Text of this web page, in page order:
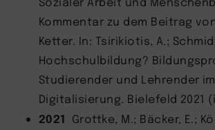
Kommentar zu dem Beitrag
Ketter. In: Tsirikiotis, A.;
Hochschulbildung?
Studierender und Lehrender
Digitalisierung. Bielefeld 2021
2021 Grottke, M.; Bäcker, E.;